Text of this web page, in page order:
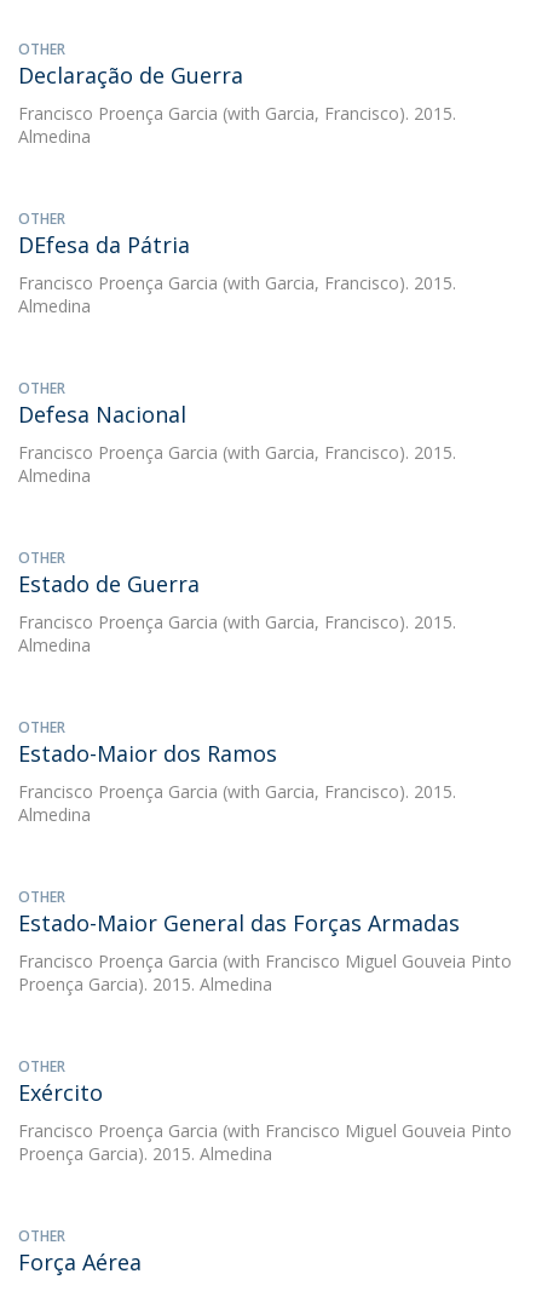
OTHER
Declaração de Guerra
Francisco Proença Garcia (with Garcia, Francisco). 2015.
Almedina
OTHER
DEfesa da Pátria
Francisco Proença Garcia (with Garcia, Francisco). 2015.
Almedina
OTHER
Defesa Nacional
Francisco Proença Garcia (with Garcia, Francisco). 2015.
Almedina
OTHER
Estado de Guerra
Francisco Proença Garcia (with Garcia, Francisco). 2015.
Almedina
OTHER
Estado-Maior dos Ramos
Francisco Proença Garcia (with Garcia, Francisco). 2015.
Almedina
OTHER
Estado-Maior General das Forças Armadas
Francisco Proença Garcia (with Francisco Miguel Gouveia Pinto
Proença Garcia). 2015. Almedina
OTHER
Exército
Francisco Proença Garcia (with Francisco Miguel Gouveia Pinto
Proença Garcia). 2015. Almedina
OTHER
Força Aérea